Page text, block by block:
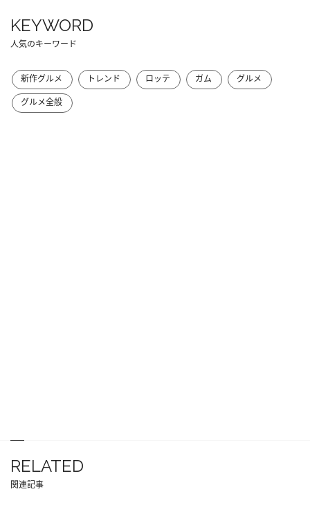
KEYWORD
人気のキーワード
新作グルメ トレンド ロッテ ガム
グルメ
グルメ全般
RELATED
関連記事